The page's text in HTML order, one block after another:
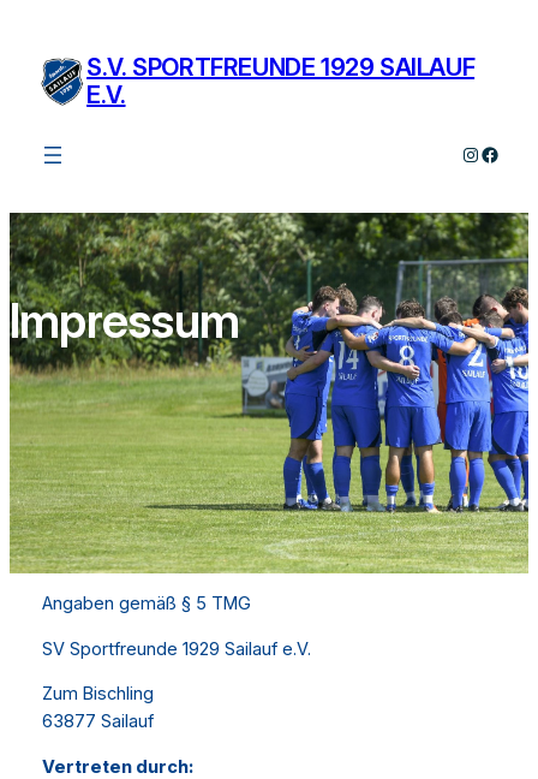
springen S.V. SPORTFREUNDE 1929 SAILAUF
E.V.
Impressum
Angaben gemäß § 5 TMG
SV Sportfreunde 1929 Sailauf e.V.
Zum Bischling
63877 Sailauf
Vertreten durch: